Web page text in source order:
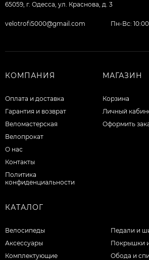
65059, г. Одесса, ул. Краснова, д. 3
velotrofi5000@gmail.com Пн-Вс:
КОМПАНИЯ
Оплата и доставка
Гарантия и возврат
Веломастерская
Велопрокат
О нас
Контакты
Политика
конфиденциальности
МАГАЗИН
Корзина
Личный
Оформить
КАТАЛОГ
Велосипеды
Аксессуары
Комплектующие
Педали и
Покрышки
Обода и